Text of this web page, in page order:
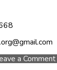
a Comment